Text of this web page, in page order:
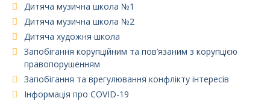
Дитяча музична школа №1
Дитяча музична школа №2
Дитяча художня школа
Запобігання корупційним та пов’язаним з корупцією
правопорушенням
Запобігання та врегулювання конфлікту інтересів
Інформація про COVID-19